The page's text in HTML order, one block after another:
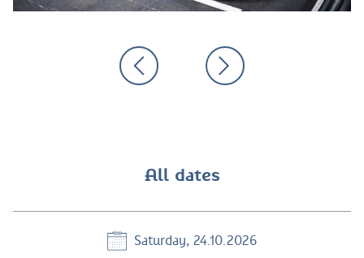
All dates
Saturday, 24.10.2026